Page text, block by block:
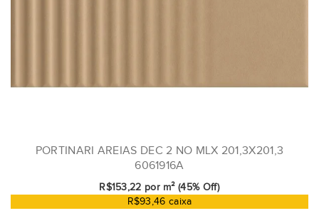
PORTINARI AREIAS DEC 2 NO MLX 201,3X201,3
6061916A
R$153,22 por m² (45% Off)
R$93,46 caixa